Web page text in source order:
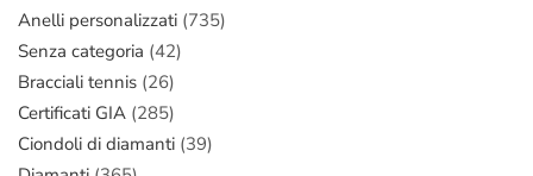
Anelli personalizzati (735)
Senza categoria (42)
Bracciali tennis (26)
Certificati GIA (285)
Ciondoli di diamanti (39)